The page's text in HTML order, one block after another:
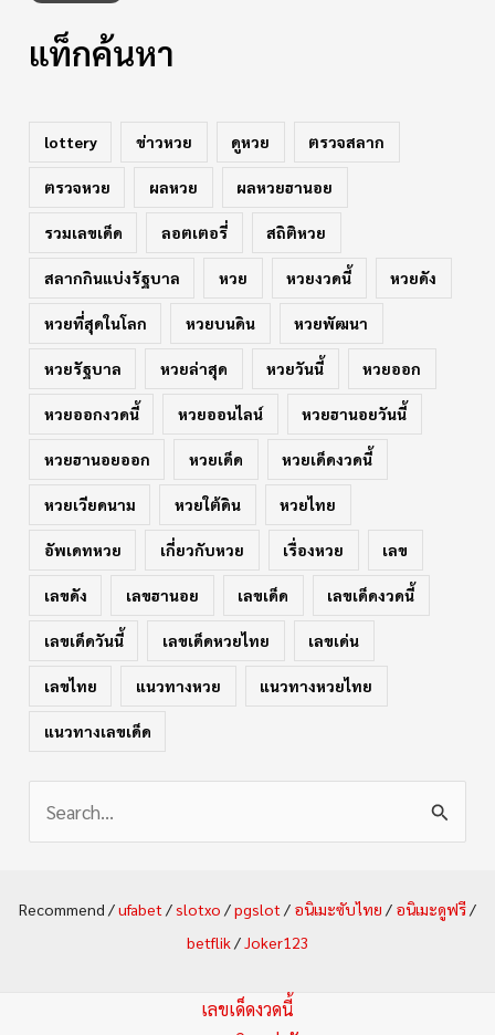
แท็กค้นหา
lottery ข่าวหวย ดูหวย ตรวจสลาก
ตรวจหวย ผลหวย ผลหวยฮานอย
รวมเลขเด็ด ลอตเตอรี่ สถิติหวย
สลากกินแบ่งรัฐบาล หวย หวยงวดนี้ หวยดัง
หวยที่สุดในโลก หวยบนดิน หวยพัฒนา
หวยรัฐบาล หวยล่าสุด หวยวันนี้ หวยออก
หวยออกงวดนี้ หวยออนไลน์ หวยฮานอยวันนี้
หวยฮานอยออก หวยเด็ด หวยเด็ดงวดนี้
หวยเวียดนาม หวยใต้ดิน หวยไทย
อัพเดทหวย เกี่ยวกับหวย เรื่องหวย เลข
เลขดัง เลขฮานอย เลขเด็ด เลขเด็ดงวดนี้
เลขเด็ดวันนี้ เลขเด็ดหวยไทย เลขเด่น
เลขไทย แนวทางหวย แนวทางหวยไทย
แนวทางเลขเด็ด
Recommend /ufabet /slotxo /pgslot / อนิเมะซับไทย / อนิเมะดูฟรี/
betflik/Joker123
เลขเด็ดงวดนี้